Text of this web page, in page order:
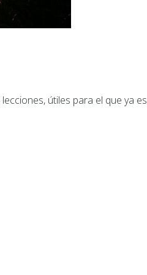
útiles para el que ya es